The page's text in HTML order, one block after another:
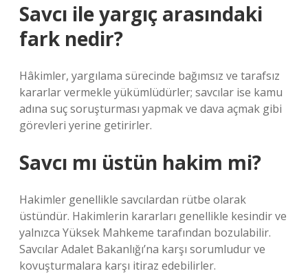
Savcı ile yargıç arasındaki
fark nedir?
Hâkimler, yargılama sürecinde bağımsız ve tarafsız
kararlar vermekle yükümlüdürler; savcılar ise kamu
adına suç soruşturması yapmak ve dava açmak gibi
görevleri yerine getirirler.
Savcı mı üstün hakim mi?
Hakimler genellikle savcılardan rütbe olarak
üstündür. Hakimlerin kararları genellikle kesindir ve
yalnızca Yüksek Mahkeme tarafından bozulabilir.
Savcılar Adalet Bakanlığı’na karşı sorumludur ve
kovuşturmalara karşı itiraz edebilirler.